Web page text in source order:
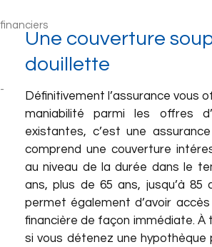
Une couverture
douillette
Définitivement l’assurance vous
maniabilité parmi les offres
existantes, c’est une
comprend une couverture
au niveau de la durée dans le
ans, plus de 65 ans, jusqu’à 85
permet également d’avoir
financière de façon immédiate. À
si vous détenez une hypothèque